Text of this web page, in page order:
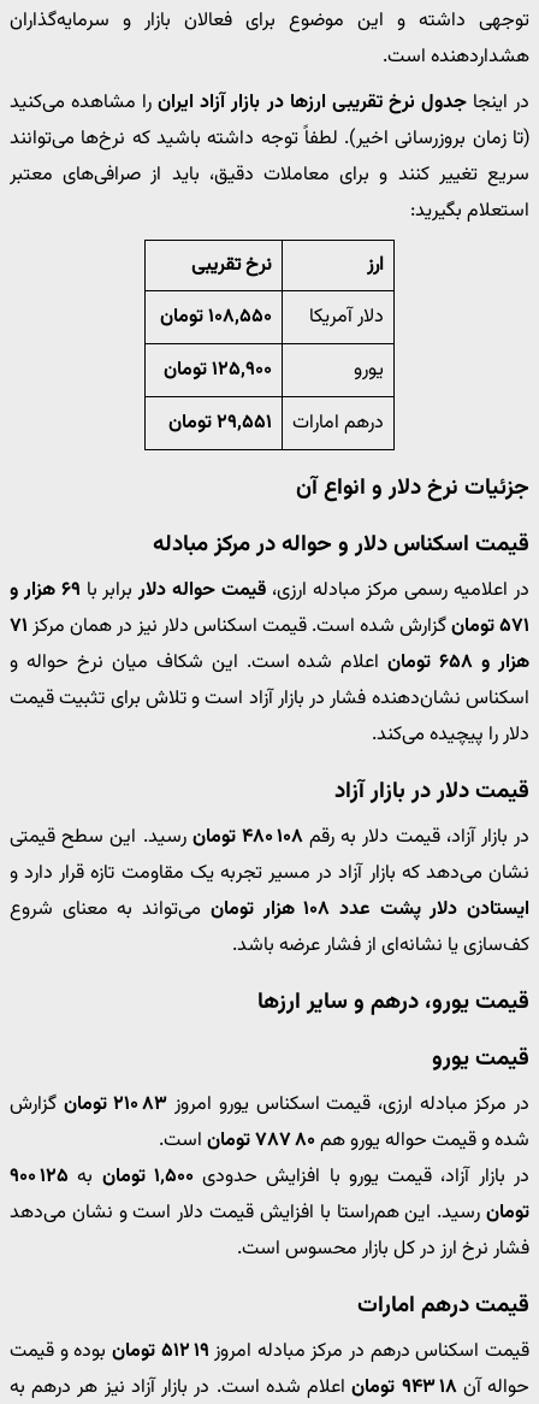
توجهی داشته و این موضوع برای فعالان بازار و سرمایه‌گذاران
هشداردهنده است.
در اینجاجدول نرخ تقریبی ارزها در بازار آزاد ایرانرا مشاهده می‌کنید
(تا زمان بروزرسانی اخیر). لطفاً توجه داشته باشید که نرخ‌ها می‌توانند
سریع تغییر کنند و برای معاملات دقیق، باید از صرافی‌های معتبر
استعلام بگیرید:
ارز
نرخ تقریبى
دلار آمریکا
۱۰۸,۵۵۰ تومان
یورو
۱۲۵,۹۰۰ تومان
درهم امارات
۲۹,۵۵۱ تومان
جزئیات نرخ دلار و انواع آن
قیمت اسکناس دلار و حواله در مرکز مبادله
در اعلامیه رسمی مرکز مبادله ارزی،قیمت حواله دلاربرابر با
۶۹ هزار و
۵۷۱ تومان
گزارش شده است. قیمت اسکناس دلار نیز در همان مرکز ۷۱
هزار و ۶۵۸ تومان
اعلام شده است. این شکاف میان نرخ حواله و
اسکناس نشان‌دهنده فشار در بازار آزاد است و تلاش برای تثبیت قیمت
دلار را پیچیده‌ می‌کند.
قیمت دلار در بازار آزاد
در بازار آزاد، ‎قیمت دلار‎ به رقم ۱۰۸ ۴۸۰ تومان
رسید. این سطح قیمتی
نشان می‌دهد که بازار آزاد در مسیر تجربه یک مقاومت تازه قرار دارد و
ایستادن دلار پشت عدد ۱۰۸ هزار تومان
می‌تواند به معنای شروع
کف‌سازی یا نشانه‌ای از فشار عرضه باشد.
قیمت یورو، درهم و سایر ارزها
قیمت یورو
در مرکز مبادله ارزی، قیمت اسکناس یورو امروز ۸۳ ۲۱۰ تومان
گزارش
شده و قیمت حواله یورو هم۸۰ ۷۸۷ تومان
است.
در بازار آزاد، قیمت یورو با افزایش حدودی۱٬۵۰۰ تومان به
۱۲۵ ۹۰۰
تومان
رسید. این هم‌راستا با ‎افزایش قیمت دلار‎ است و نشان می‌دهد
فشار نرخ ارز در کل بازار محسوس است.
قیمت درهم امارات
قیمت اسکناس درهم در مرکز مبادله امروز ۱۹ ۵۱۲ تومان
بوده و قیمت
حواله آن۱۸ ۹۴۳ تومان
اعلام شده است. در بازار آزاد نیز هر درهم به